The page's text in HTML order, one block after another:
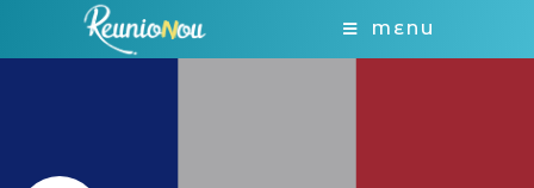
MENU